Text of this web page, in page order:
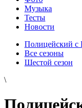
Музыка
Тесты
Новости
Полицейский с
Все сезоны
Шестой сезон
\